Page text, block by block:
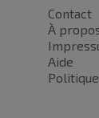
Contact
À
Aide